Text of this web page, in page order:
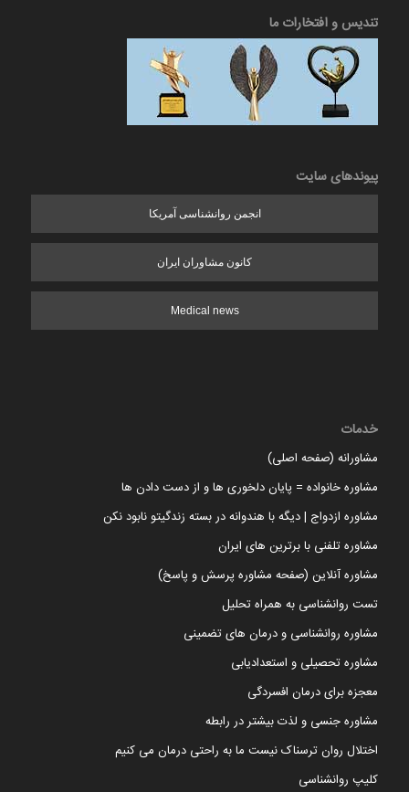
تندیس و افتخارات ما
پیوندهای سایت
انجمن روانشناسی آمریکا
کانون مشاوران ایران
Medical news
خدمات
مشاورانه (صفحه اصلی)
مشاوره خانواده = پایان دلخوری ها و از دست دادن ها
مشاوره ازدواج | دیگه با هندوانه در بسته زندگیتو نابود نکن
مشاوره تلفنی با برترین های ایران
مشاوره آنلاین (صفحه مشاوره پرسش و پاسخ)
تست روانشناسی به همراه تحلیل
مشاوره روانشناسی و درمان های تضمینی
مشاوره تحصیلی و استعدادیابی
معجزه برای درمان افسردگی
مشاوره جنسی و لذت بیشتر در رابطه
اختلال روان ترسناک نیست ما به راحتی درمان می کنیم
کلیپ روانشناسی